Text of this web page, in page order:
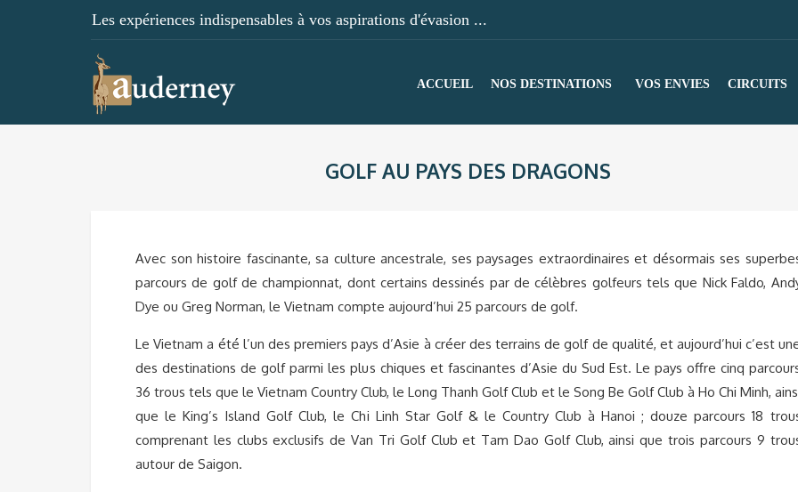
Les expériences indispensables à vos aspirations d'évasion ...
ACCUEIL NOS DESTINATIONS VOS ENVIES CIRCUITS
GOLF AU PAYS DES DRAGONS
Avec son histoire fascinante, sa culture ancestrale, ses paysages extraordinaires et désormais ses
parcours de golf de championnat, dont certains dessinés par de célèbres golfeurs tels que Nick Faldo,
Dye ou Greg Norman, le Vietnam compte aujourd’hui 25 parcours de golf.
Le Vietnam a été l’un des premiers pays d’Asie à créer des terrains de golf de qualité, et aujourd’hui c’est
des destinations de golf parmi les plus chiques et fascinantes d’Asie du Sud Est. Le pays offre cinq
36 trous tels que le Vietnam Country Club, le Long Thanh Golf Club et le Song Be Golf Club à Ho Chi Minh,
que le King’s Island Golf Club, le Chi Linh Star Golf & le Country Club à Hanoi ; douze parcours 18
comprenant les clubs exclusifs de Van Tri Golf Club et Tam Dao Golf Club, ainsi que trois parcours 9
autour de Saigon.